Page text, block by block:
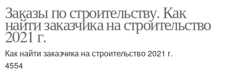
Заказы по строительству. Как
найти заказчика на строительство
2021 г.
Как найти заказчика на строительство 2021 г.
4554